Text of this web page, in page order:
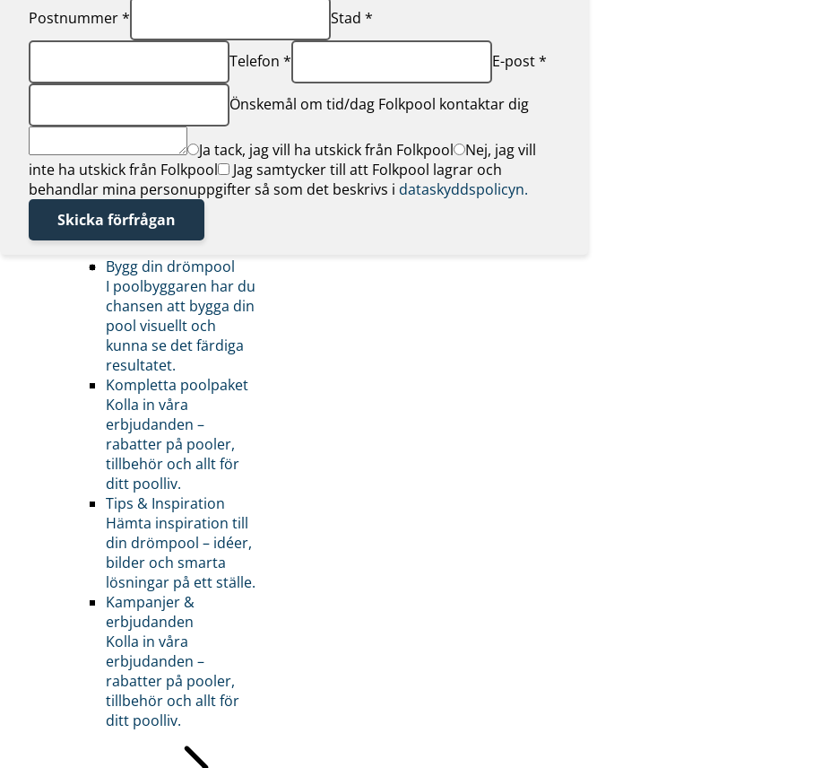
din pool
Vad kostar det att
Behöver du hjälp med
bygganmälan?
poolprojekt med 3D
Energismarta
lösningar
Vanliga poolfrågor
Bygg din drömpool
I poolbyggaren har du
chansen att bygga din
pool visuellt och
kunna se det färdiga
resultatet.
Kompletta poolpaket
Kolla in våra
erbjudanden –
rabatter på pooler,
tillbehör och allt för
ditt poolliv.
Tips & Inspiration
Hämta inspiration till
din drömpool – idéer,
bilder och smarta
lösningar på ett ställe.
Kampanjer &
erbjudanden
Kolla in våra
erbjudanden –
rabatter på pooler,
tillbehör och allt för
ditt poolliv.
Postnummer * Stad *
Telefon * E-post *
Önskemål om tid/dag Folkpool kontaktar dig
Ja tack, jag vill ha utskick från Folkpool
Nej, jag vill
inte ha utskick från Folkpool
Jag samtycker till att Folkpool lagrar och
behandlar mina personuppgifter så som det beskrivs i dataskyddspolicyn.
Skicka förfrågan